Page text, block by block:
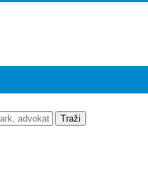
Traži